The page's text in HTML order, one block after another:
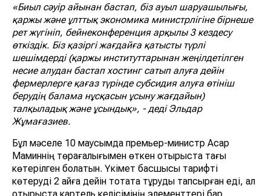
«Биыл сәуір айынан бастап, біз ауыл шаруашылығы,
қаржы және ұлттық экономика министрлігіне бірнеше
рет жүгініп, бейнеконференция арқылы 3 кездесу
өткіздік. Біз қазіргі жағдайға қатысты түрлі
шешімдерді (қаржы институттарынан жеңілдетілген
несие алудан бастап хостинг сатып алуға дейін
фермерлерге қағаз түрінде субсидия алуға өтініш
берудің балама нұсқасын ұсыну жағдайын)
талқыладық және ұсындық», - деді Эльдар
Жұмағазиев.
Бұл мәселе 10 маусымда премьер-министр Асқар
Маминнің төрағалығымен өткен отырыста тағы
көтерілген болатын. Үкімет басшысы тарифті
көтеруді 2 айға дейін тоқтата тұруды тапсырған еді, ал
отырыста картель келісімінің элементтері бар